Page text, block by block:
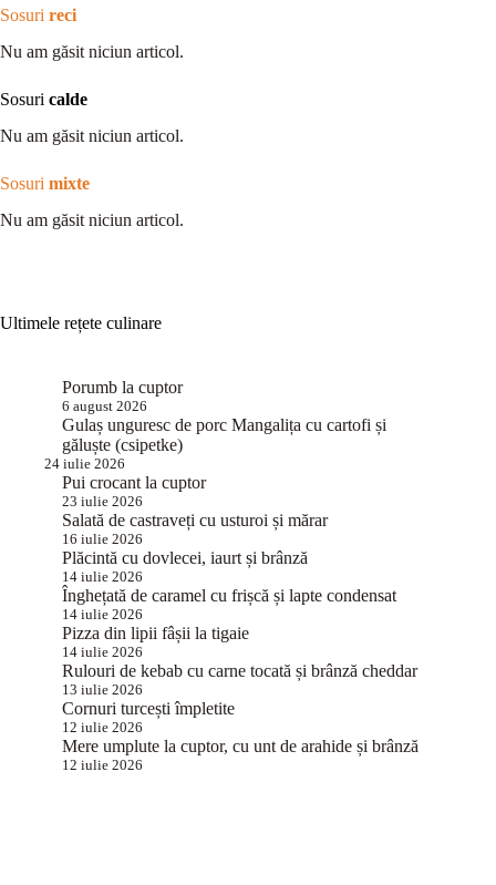
Sosuri reci
Nu am găsit niciun articol.
Sosuri calde
Nu am găsit niciun articol.
Sosuri mixte
Nu am găsit niciun articol.
Ultimele rețete culinare
Porumb la cuptor
6 august 2026
Gulaș unguresc de porc Mangalița cu cartofi și
găluște (csipetke)
24 iulie 2026
Pui crocant la cuptor
23 iulie 2026
Salată de castraveți cu usturoi și mărar
16 iulie 2026
Plăcintă cu dovlecei, iaurt și brânză
14 iulie 2026
Înghețată de caramel cu frișcă și lapte condensat
14 iulie 2026
Pizza din lipii fâșii la tigaie
14 iulie 2026
Rulouri de kebab cu carne tocată și brânză cheddar
13 iulie 2026
Cornuri turcești împletite
12 iulie 2026
Mere umplute la cuptor, cu unt de arahide și brânză
12 iulie 2026